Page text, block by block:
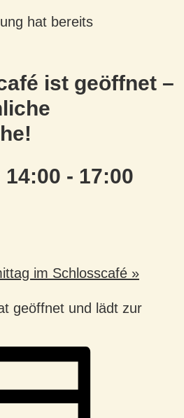
hat bereits
ist geöffnet –
14:00 - 17:00
im Schlosscafé »